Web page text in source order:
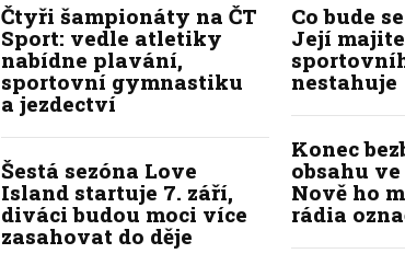
Čtyři šampionáty na ČT
Sport: vedle atletiky
nabídne plavání,
sportovní gymnastiku
a jezdectví
Šestá sezóna Love
Island startuje 7. září,
diváci budou moci více
zasahovat do děje
Co bude
Její
nestahuje
Konec
obsahu
Nově ho
rádia